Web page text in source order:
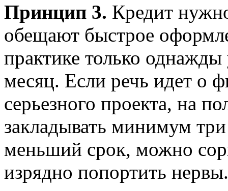
Принцип 3. Кредит
обещают быстрое
практике только
месяц. Если речь идет о
серьезного проекта, на
закладывать минимум
меньший срок, можно
изрядно попортить нервы.